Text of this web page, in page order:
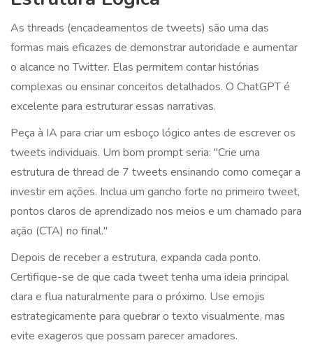
As threads (encadeamentos de tweets) são uma das
formas mais eficazes de demonstrar autoridade e aumentar
o alcance no Twitter. Elas permitem contar histórias
complexas ou ensinar conceitos detalhados. O ChatGPT é
excelente para estruturar essas narrativas.
Peça à IA para criar um esboço lógico antes de escrever os
tweets individuais. Um bom prompt seria: "Crie uma
estrutura de thread de 7 tweets ensinando como começar a
investir em ações. Inclua um gancho forte no primeiro tweet,
pontos claros de aprendizado nos meios e um chamado para
ação (CTA) no final."
Depois de receber a estrutura, expanda cada ponto.
Certifique-se de que cada tweet tenha uma ideia principal
clara e flua naturalmente para o próximo. Use emojis
estrategicamente para quebrar o texto visualmente, mas
evite exageros que possam parecer amadores.